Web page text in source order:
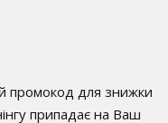
промокод для знижки
припадає на Ваш